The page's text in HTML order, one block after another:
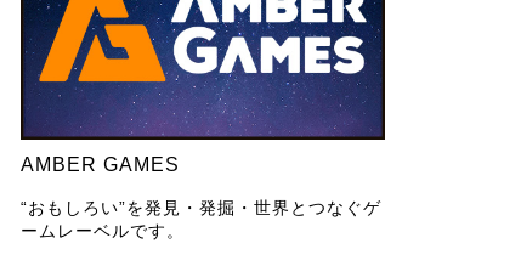
AMBER GAMES
“おもしろい”を発見・発掘・世界とつなぐゲ
ームレーベルです。